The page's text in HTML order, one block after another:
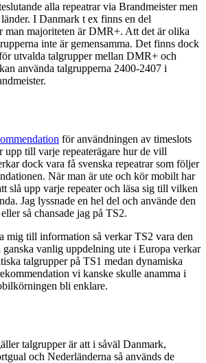
alla repeatrar via Brandmeister men
I Danmark t ex finns en del
man majoriteten är DMR+. Att det är olika
inte är gemensamma. Det finns dock
utvalda talgrupper mellan DMR+ och
använda talgrupperna 2400-2407 i
för användningen av timeslots
upp till varje repeaterägare hur de vill
dock vara få svenska repeatrar som följer
När man är ute och kör mobilt har
slå upp varje repeater och läsa sig till vilken
Jag lyssnade en hel del och använde den
så chansade jag på TS2.
mig till information så verkar TS2 vara den
ganska vanlig uppdelning ute i Europa verkar
talgrupper på TS1 medan dynamiska
vi kanske skulle anamma i
bli enklare.
talgrupper är att i såväl Danmark,
och Nederländerna så används de